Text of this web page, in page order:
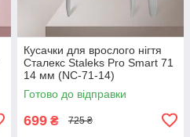
Кусачки для врослого нігтя
Сталекс Staleks Pro Smart 71
14 мм (NC-71-14)
Готово до відправки
699 ₴ 725 ₴